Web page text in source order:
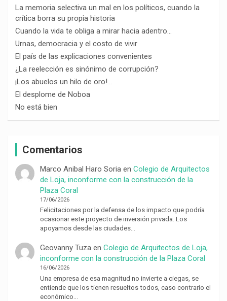
La memoria selectiva un mal en los políticos, cuando la
crítica borra su propia historia
Cuando la vida te obliga a mirar hacia adentro…
Urnas, democracia y el costo de vivir
El país de las explicaciones convenientes
¿La reelección es sinónimo de corrupción?
¡Los abuelos un hilo de oro!…
El desplome de Noboa
No está bien
Comentarios
Marco Anibal Haro Soriaen Colegio de Arquitectos
de Loja, inconforme con la construcción de la
Plaza Coral
17/06/2026
Felicitaciones por la defensa de los impacto que podría
ocasionar este proyecto de inversión privada. Los
apoyamos desde las ciudades…
Geovanny Tuzaen Colegio de Arquitectos de Loja,
inconforme con la construcción de la Plaza Coral
16/06/2026
Una empresa de esa magnitud no invierte a ciegas, se
entiende que los tienen resueltos todos, caso contrario el
económico…